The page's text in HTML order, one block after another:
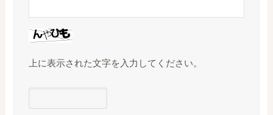
上に表示された文字を入力してください。